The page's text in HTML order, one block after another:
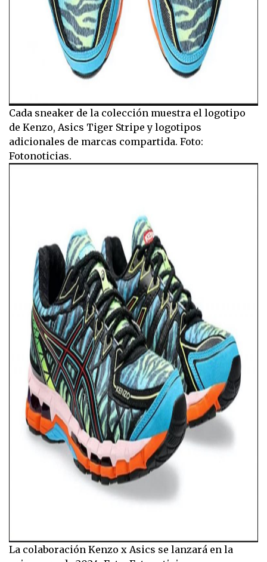
Cada sneaker de la colección muestra el logotipo
de Kenzo, Asics Tiger Stripe y logotipos
adicionales de marcas compartida. Foto:
Fotonoticias.
La colaboración Kenzo x Asics se lanzará en la